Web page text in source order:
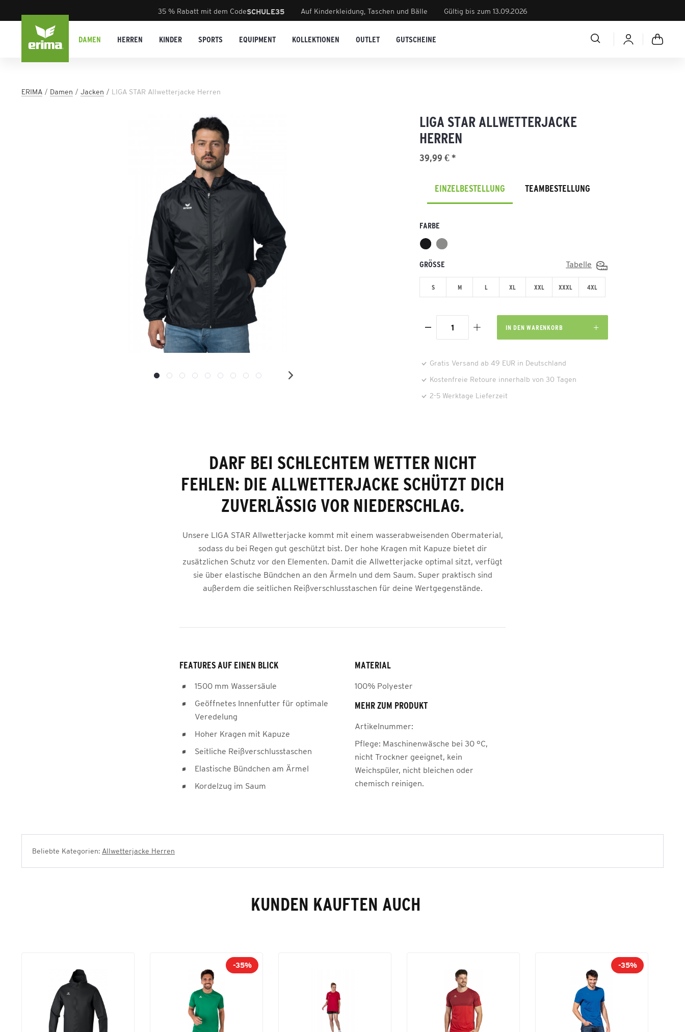
35 % Rabatt mit dem CodeSCHULE35 Auf Kinderkleidung, Taschen und Bälle Gültig bis zum 13.09.2026
DAMEN HERREN KINDER SPORTS EQUIPMENT KOLLEKTIONEN OUTLET GUTSCHEINE
ERIMA Damen Jacken LIGA STAR Allwetterjacke Herren
LIGA STAR ALLWETTERJACKE
HERREN
39,99 € *
EINZELBESTELLUNG TEAMBESTELLUNG
FARBE
GRÖSSE Tabelle
S M L XL XXL XXXL 4XL
IN DEN WARENKORB
Gratis Versand ab 49 EUR in Deutschland
Kostenfreie Retoure innerhalb von 30 Tagen
2-5 Werktage Lieferzeit
DARF BEI SCHLECHTEM WETTER NICHT
FEHLEN: DIE ALLWETTERJACKE SCHÜTZT DICH
ZUVERLÄSSIG VOR NIEDERSCHLAG.
Unsere LIGA STAR Allwetterjacke kommt mit einem wasserabweisenden Obermaterial,
sodass du bei Regen gut geschützt bist. Der hohe Kragen mit Kapuze bietet dir
zusätzlichen Schutz vor den Elementen. Damit die Allwetterjacke optimal sitzt, verfügt
sie über elastische Bündchen an den Ärmeln und dem Saum. Super praktisch sind
außerdem die seitlichen Reißverschlusstaschen für deine Wertgegenstände.
FEATURES AUF EINEN BLICK
1500 mm Wassersäule
Geöffnetes Innenfutter für optimale
Veredelung
Hoher Kragen mit Kapuze
Seitliche Reißverschlusstaschen
Elastische Bündchen am Ärmel
Kordelzug im Saum
MATERIAL
100% Polyester
MEHR ZUM PRODUKT
Artikelnummer:
Pflege: Maschinenwäsche bei 30 °C,
nicht Trockner geeignet, kein
Weichspüler, nicht bleichen oder
chemisch reinigen.
Beliebte Kategorien: Allwetterjacke Herren
KUNDEN KAUFTEN AUCH
-35% -35%